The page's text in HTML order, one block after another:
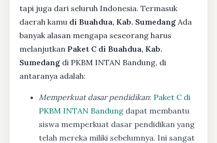
tapi juga dari seluruh Indonesia. Termasuk
daerah kamu di Buahdua, Kab. Sumedang Ada
banyak alasan mengapa seseorang harus
melanjutkan Paket C di Buahdua, Kab.
Sumedang di PKBM INTAN Bandung, di
antaranya adalah:
Memperkuat dasar pendidikan: Paket C di
PKBM INTAN Bandung dapat membantu
siswa memperkuat dasar pendidikan yang
telah mereka miliki sebelumnya. Ini sangat